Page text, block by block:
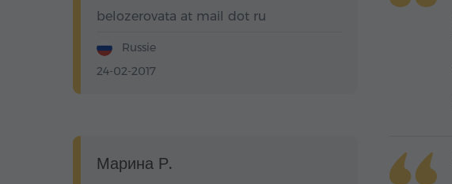
belozerovata at mail dot ru
Russie
24-02-2017
Марина Р.